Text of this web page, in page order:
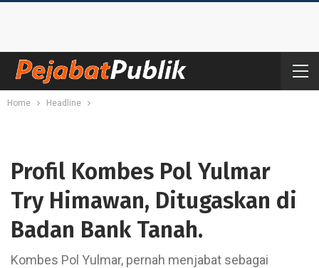
Home Headline
Profil Kombes Pol Yulmar
Try Himawan, Ditugaskan di
Badan Bank Tanah.
Kombes Pol Yulmar, pernah menjabat sebagai